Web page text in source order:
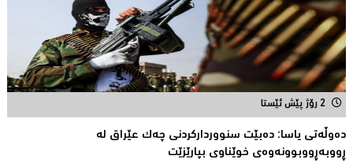
2 رۆژ پێش ئێستا
دەوڵەتی یاسا: دەبێت سنوورداركردنی چەك عێراق لە
ڕووبەڕووبوونەوەی خوێناوی بپارێزێت